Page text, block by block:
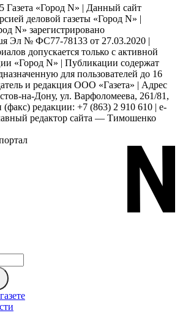
Газета «Город N» | Данный сайт
деловой газеты «Город N» |
N» зарегистрировано
Эл № ФС77-78133 от 27.03.2020 |
допускается только с активной
«Город N» | Публикации содержат
для пользователей до 16
и редакция ООО «Газета» | Адрес
на-Дону, ул. Варфоломеева, 261/81,
(факс) редакции: +7 (863) 2 910 610 | e-
редактор сайта — Тимошенко